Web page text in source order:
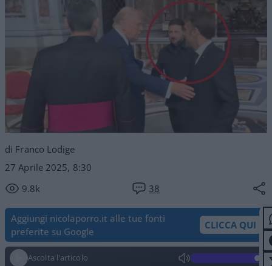
di Franco Lodige
27 Aprile 2025, 8:30
9.8k
38
Aggiungi nicolaporro.it alle tue fonti
preferite su Google
CLICCA QUI
Ascolta l'articolo